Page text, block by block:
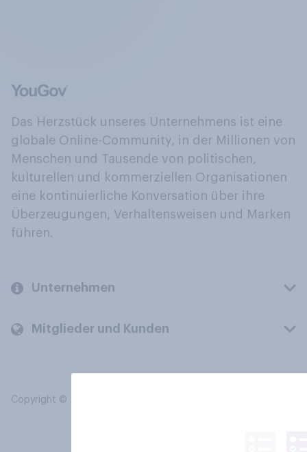
Das Herzstück unseres Unternehmens ist eine
globale Online-Community, in der Millionen von
Menschen und Tausende von politischen,
kulturellen und kommerziellen Organisationen
eine kontinuierliche Konversation über ihre
Überzeugungen, Verhaltensweisen und Marken
führen.
Unternehmen
Mitglieder und Kunden
Copyright © 2026 YouGov PLC. Alle Rechte vorbehalten.